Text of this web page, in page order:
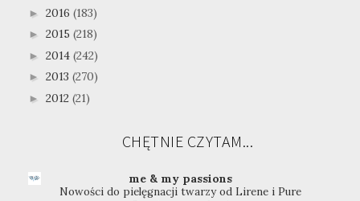
► 2016 (183)
► 2015 (218)
► 2014 (242)
► 2013 (270)
► 2012 (21)
CHĘTNIE CZYTAM...
me & my passions
Nowości do pielęgnacji twarzy od Lirene i Pure